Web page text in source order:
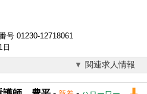
号 01230-12718061
日
関連求人情報